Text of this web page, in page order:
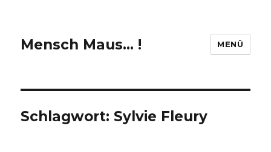
Mensch Maus… ! MENÜ
Schlagwort: Sylvie Fleury